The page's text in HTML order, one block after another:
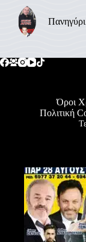
Όροι
Πολιτική